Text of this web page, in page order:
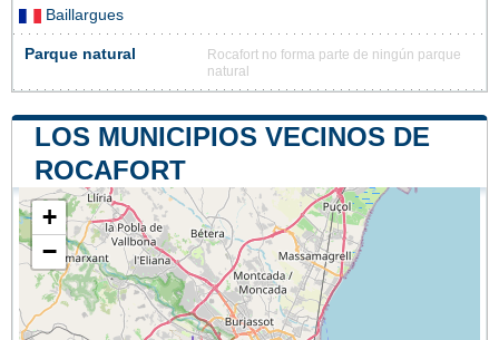
Baillargues
Parque natural
Rocafort no forma parte de ningún parque
natural
LOS MUNICIPIOS VECINOS DE
ROCAFORT
+
−